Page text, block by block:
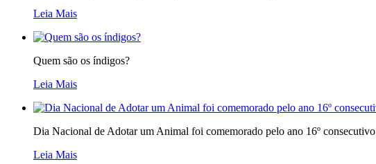
Leia Mais
Quem são os índigos?
Leia Mais
Dia Nacional de Adotar um Animal foi comemorado pelo ano 16º consecutivo
Leia Mais